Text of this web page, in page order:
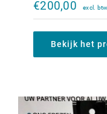
€200,00
Bekijk het